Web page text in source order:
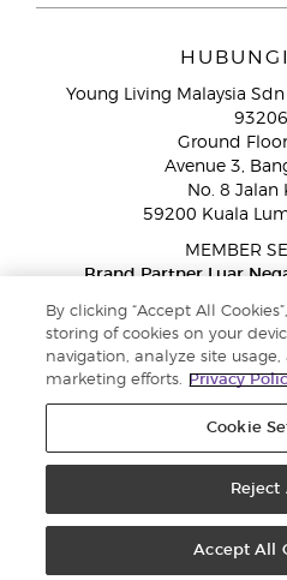
Young Living Malaysia
Ground
Avenue 3,
No. 8 Jalan
59200 Kuala
MEMBER
Brand Partner Luar
WhatsApp:
+60
By clicking “Accept All
storing of cookies on your
navigation, analyze site
marketing efforts.
Privacy
Cookie
Reject
Accept All